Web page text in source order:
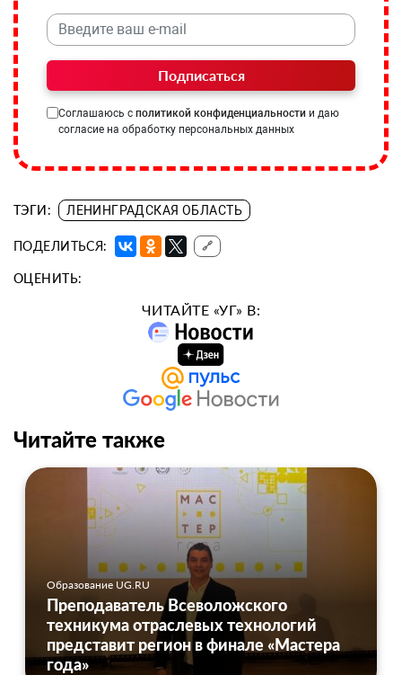
Подписаться
Соглашаюсь с политикой конфиденциальности и даю
согласие на обработку персональных данных
ТЭГИ: ЛЕНИНГРАДСКАЯ ОБЛАСТЬ
ПОДЕЛИТЬСЯ: 🔗
ОЦЕНИТЬ:
ЧИТАЙТЕ «УГ» В:
Читайте также
Образование UG.RU
Преподаватель Всеволожского
техникума отраслевых технологий
представит регион в финале «Мастера
года»